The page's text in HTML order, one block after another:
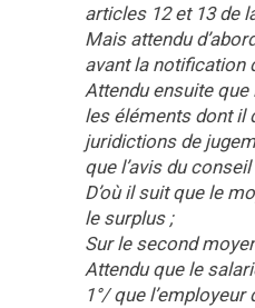
articles 12 et 13 de
Mais attendu
avant la notification
Attendu ensuite que
les éléments dont il
juridictions de
que l’avis du
D’où il suit que le
le surplus ;
Sur le second
Attendu que le
1°/ que